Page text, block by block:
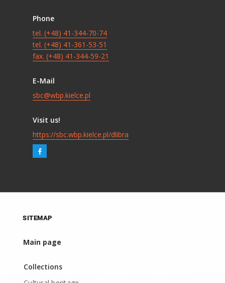
Phone
tel. (+48) 41-344-70-74
tel. (+48) 41-361-53-51
fax. (+48) 41-344-59-21
E-Mail
sbc@wbp.kielce.pl
Visit us!
https://sbc.wbp.kielce.pl/dlibra
SITEMAP
Main page
Collections